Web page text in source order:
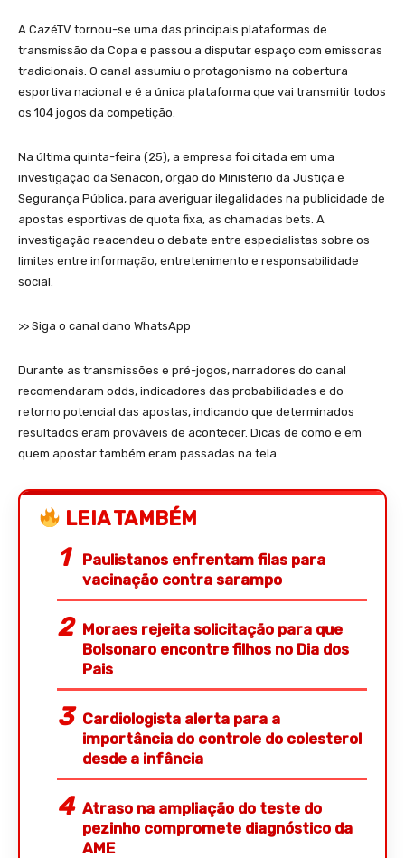
A CazéTV tornou-se uma das principais plataformas de
transmissão da Copa e passou a disputar espaço com emissoras
tradicionais. O canal assumiu o protagonismo na cobertura
esportiva nacional e é a única plataforma que vai transmitir todos
os 104 jogos da competição.
Na última quinta-feira (25), a empresa foi citada em uma
investigação da Senacon, órgão do Ministério da Justiça e
Segurança Pública, para averiguar ilegalidades na publicidade de
apostas esportivas de quota fixa, as chamadas bets. A
investigação reacendeu o debate entre especialistas sobre os
limites entre informação, entretenimento e responsabilidade
social.
>> Siga o canal dano WhatsApp
Durante as transmissões e pré-jogos, narradores do canal
recomendaram odds, indicadores das probabilidades e do
retorno potencial das apostas, indicando que determinados
resultados eram prováveis de acontecer. Dicas de como e em
quem apostar também eram passadas na tela.
LEIA TAMBÉM
Paulistanos enfrentam filas para
vacinação contra sarampo
Moraes rejeita solicitação para que
Bolsonaro encontre filhos no Dia dos
Pais
Cardiologista alerta para a
importância do controle do colesterol
desde a infância
Atraso na ampliação do teste do
pezinho compromete diagnóstico da
AME